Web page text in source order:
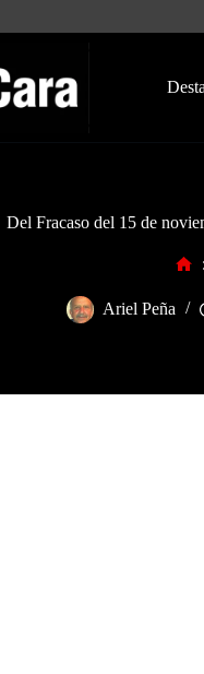
Del Fracaso del 15 de
Ariel Peña